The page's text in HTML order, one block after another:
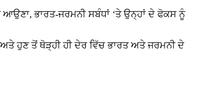
ਭਾਰਤ-ਜਰਮਨੀ ਸਬੰਧਾਂ ‘ਤੇ ਉਨ੍ਹਾਂ ਦੇ ਫੋਕਸ ਨੂੰ
ਹੁਣ ਤੋਂ ਥੋੜ੍ਹੀ ਹੀ ਦੇਰ ਵਿੱਚ ਭਾਰਤ ਅਤੇ ਜਰਮਨੀ ਦੇ